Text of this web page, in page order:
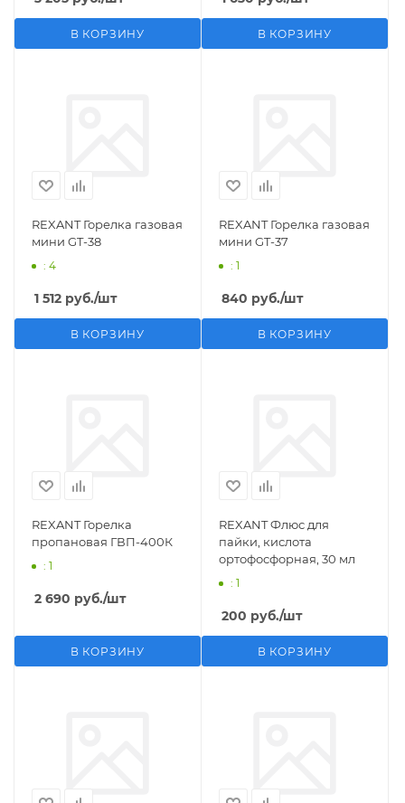
В КОРЗИНУ В КОРЗИНУ
REXANT Горелка газовая
мини GT-38
: 4
1 512 руб./шт
В КОРЗИНУ
REXANT Горелка газовая
мини GT-37
: 1
840 руб./шт
В КОРЗИНУ
REXANT Горелка
пропановая ГВП-400К
: 1
2 690 руб./шт
В КОРЗИНУ
REXANT Флюс для
пайки, кислота
ортофосфорная, 30 мл
: 1
200 руб./шт
В КОРЗИНУ